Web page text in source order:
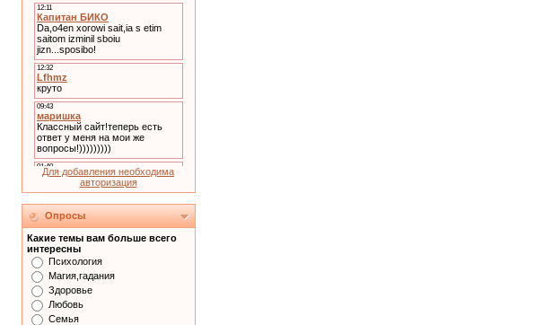
Для добавления необходима
авторизация
Опросы
Какие темы вам больше всего
интересны
Психология
Магия,гадания
Здоровье
Любовь
Семья